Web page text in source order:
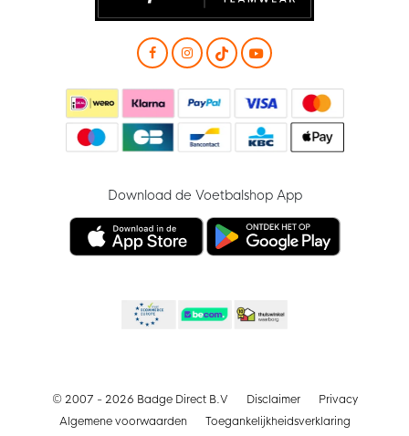
Download de Voetbalshop App
© 2007 - 2026 Badge Direct B.V Disclaimer
Privacy
Algemene voorwaarden
Toegankelijkheidsverklaring